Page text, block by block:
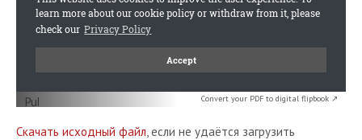
Convert your PDF to digital flipbook ↗
Скачать исходный файл, если не удаётся загрузить